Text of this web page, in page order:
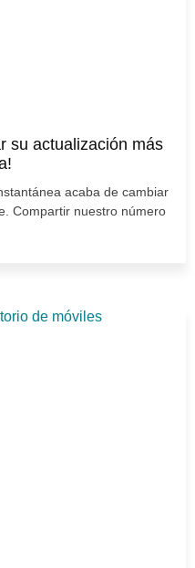
su actualización más
acaba de cambiar
Compartir nuestro número